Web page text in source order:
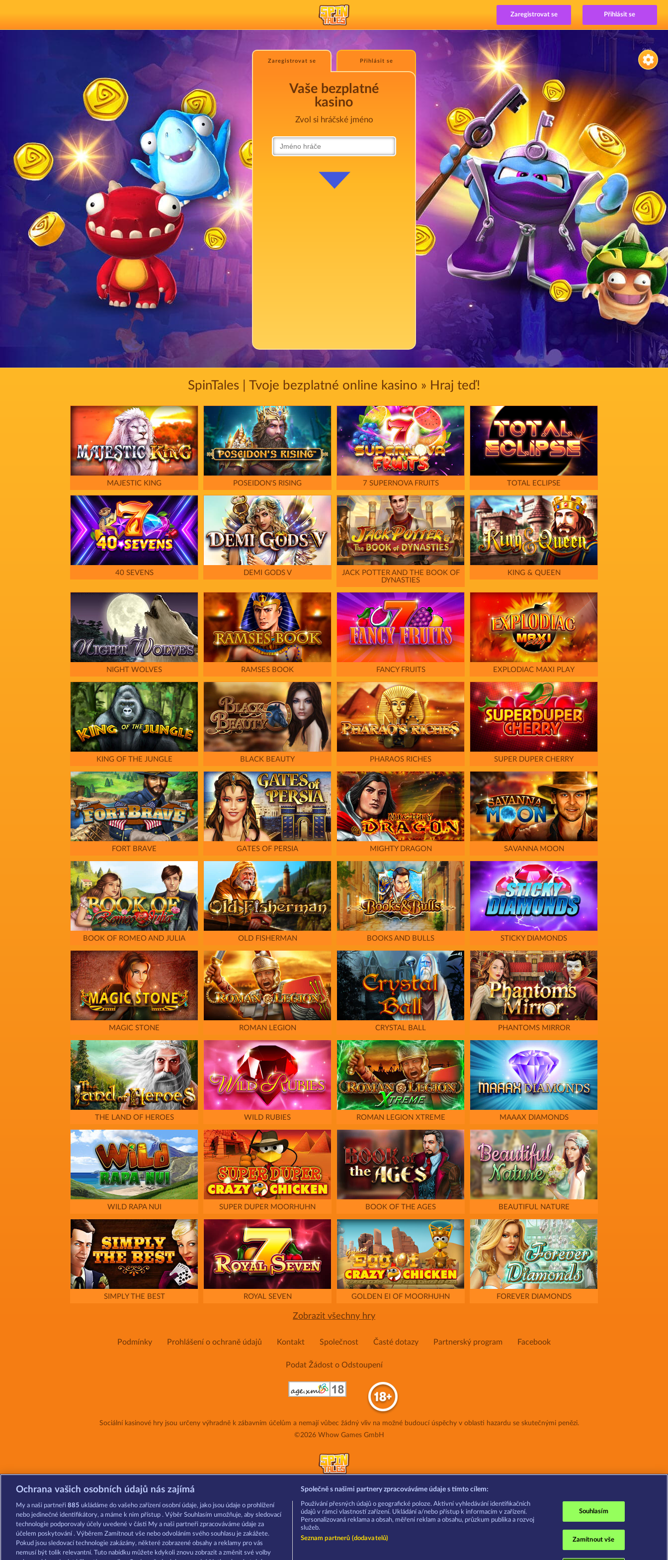
Zaregistrovat se Přihlásit se
Zaregistrovat se Přihlásit se
Vaše bezplatné
kasino
Zvol si hráčské jméno
SpinTales | Tvoje bezplatné online kasino » Hraj teď!
MAJESTIC KING POSEIDON'S RISING 7 SUPERNOVA FRUITS TOTAL ECLIPSE
40 SEVENS DEMI GODS V
JACK POTTER AND THE BOOK OF
DYNASTIES
KING & QUEEN
NIGHT WOLVES RAMSES BOOK FANCY FRUITS EXPLODIAC MAXI PLAY
KING OF THE JUNGLE BLACK BEAUTY PHARAOS RICHES SUPER DUPER CHERRY
FORT BRAVE GATES OF PERSIA MIGHTY DRAGON SAVANNA MOON
BOOK OF ROMEO AND JULIA OLD FISHERMAN BOOKS AND BULLS STICKY DIAMONDS
MAGIC STONE ROMAN LEGION CRYSTAL BALL PHANTOMS MIRROR
THE LAND OF HEROES WILD RUBIES ROMAN LEGION XTREME MAAAX DIAMONDS
WILD RAPA NUI SUPER DUPER MOORHUHN BOOK OF THE AGES BEAUTIFUL NATURE
SIMPLY THE BEST ROYAL SEVEN GOLDEN EI OF MOORHUHN FOREVER DIAMONDS
Zobrazit všechny hry
Podmínky Prohlášení o ochraně údajů Kontakt Společnost Časté dotazy Partnerský program Facebook
Podat Žádost o Odstoupení
Sociální kasinové hry jsou určeny výhradně k zábavním účelům a nemají vůbec žádný vliv na možné budoucí úspěchy v oblasti hazardu se skutečnými penězi.
©2026 Whow Games GmbH
Ochrana vašich osobních údajů nás zajímá
My a naši partneři 885 ukládáme do vašeho zařízení osobní údaje, jako jsou údaje o prohlížení
nebo jedinečné identifikátory, a máme k nim přístup . Výběr Souhlasím umožňuje, aby sledovací
technologie podporovaly účely uvedené v části My a naši partneři zpracováváme údaje za
účelem poskytování . Výběrem Zamítnout vše nebo odvoláním svého souhlasu je zakážete.
Pokud jsou sledovací technologie zakázány, některé zobrazené obsahy a reklamy pro vás
nemusí být tolik relevantní. Tuto nabídku můžete kdykoli znovu zobrazit a změnit své volby
Společně s našimi partnery zpracováváme údaje s tímto cílem:
Používání přesných údajů o geografické poloze. Aktivní vyhledávání identifikačních
údajů v rámci vlastností zařízení. Ukládání a/nebo přístup k informacím v zařízení.
Personalizovaná reklama a obsah, měření reklam a obsahu, průzkum publika a rozvoj
služeb.
Seznam partnerů (dodavatelů)
Souhlasím
Zamítnout vše